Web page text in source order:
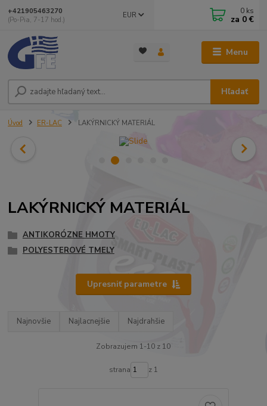
Menu
EUR
Hľadať
+421905463270
(Po-Pia, 7-17 hod.)
0 ks
za 0 €
Úvod ER-LAC LAKÝRNICKÝ MATERIÁL
LAKÝRNICKÝ MATERIÁL
ANTIKORÓZNE HMOTY
POLYESTEROVÉ TMELY
Upresniť parametre
Najnovšie Najlacnejšie Najdrahšie
Zobrazujem 1-10 z 10
strana z 1